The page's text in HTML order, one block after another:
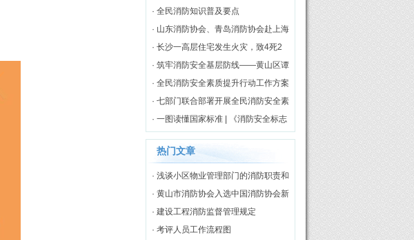
· 全民消防知识普及要点
· 山东消防协会、青岛消防协会赴上海
市消防协会开展调研交流
· 长沙一高层住宅发生火灾，致4死2
伤
· 筑牢消防安全基层防线——黄山区谭
家桥镇专职消防队正式揭牌启用
· 全民消防安全素质提升行动工作方案
（2026—2030年）
· 七部门联合部署开展全民消防安全素
质提升行动
· 一图读懂国家标准 | 《消防安全标志
第3部分：设置要求》
热门文章
· 浅谈小区物业管理部门的消防职责和
工作模式
· 黄山市消防协会入选中国消防协会新
一届理事单位
· 建设工程消防监督管理规定
· 考评人员工作流程图